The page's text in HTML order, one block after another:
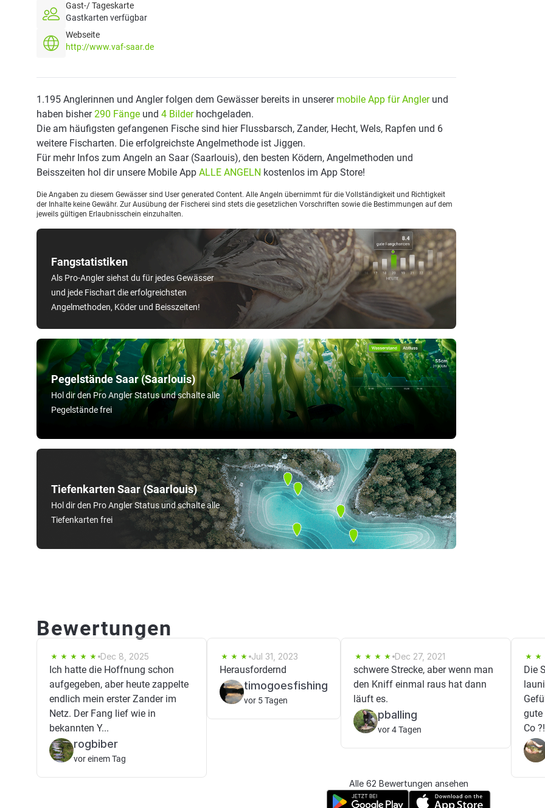
Gast-/ Tageskarte
Gastkarten verfügbar
Webseite
http://www.vaf-saar.de
Tiefenkarten Saar (Saarlouis)
Hol dir den Pro Angler Status und schalte alle
Tiefenkarten frei
Pegelstände Saar (Saarlouis)
Hol dir den Pro Angler Status und schalte alle
Pegelstände frei
Fangstatistiken
Als Pro-Angler siehst du für jedes Gewässer
und jede Fischart die erfolgreichsten
Angelmethoden, Köder und Beisszeiten!
1.195 Anglerinnen und Angler folgen dem Gewässer bereits in unserer mobile App für Anglerund
haben bisher290 Fänge und 4 Bilderhochgeladen.
Die am häufigsten gefangenen Fische sind hier Flussbarsch, Zander, Hecht, Wels, Rapfen und 6
weitere Fischarten. Die erfolgreichste Angelmethode ist Jiggen.
Für mehr Infos zum Angeln an Saar (Saarlouis), den besten Ködern, Angelmethoden und
Beisszeiten hol dir unsere Mobile App ALLE ANGELN kostenlos im App Store!
Die Angaben zu diesem Gewässer sind User generated Content. Alle Angeln übernimmt für die Vollständigkeit und Richtigkeit
der Inhalte keine Gewähr. Zur Ausübung der Fischerei sind stets die gesetzlichen Vorschriften sowie die Bestimmungen auf dem
jeweils gültigen Erlaubnisschein einzuhalten.
Bewertungen
Dec 8, 2025
Ich hatte die Hoffnung schon
aufgegeben, aber heute zappelte
endlich mein erster Zander im
Netz. Der Fang lief wie in
bekannten Y...
rogbiber
vor einem Tag
Jul 31, 2023
Herausfordernd
timogoesfishing
vor 5 Tagen
Dec 27, 2021
schwere Strecke, aber wenn man
den Kniff einmal raus hat dann
läuft es.
pballing
vor 4 Tagen
Die
gute
Co ?!
Alle 62 Bewertungen ansehen